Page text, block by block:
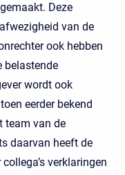
Deze
van de
ook hebben
belastende
wordt ook
eerder bekend
team van de
daarvan heeft de
verklaringen